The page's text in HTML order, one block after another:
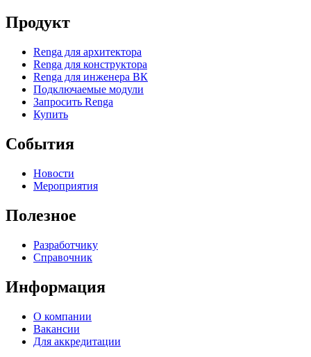
Продукт
Renga для архитектора
Renga для конструктора
Renga для инженера ВК
Подключаемые модули
Запросить Renga
Купить
События
Новости
Мероприятия
Полезное
Разработчику
Справочник
Информация
О компании
Вакансии
Для аккредитации